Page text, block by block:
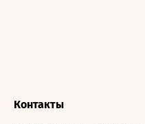
Контакты